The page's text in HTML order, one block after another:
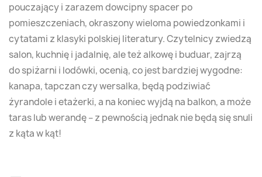
pouczający i zarazem dowcipny spacer po
pomieszczeniach, okraszony wieloma powiedzonkami i
cytatami z klasyki polskiej literatury. Czytelnicy zwiedzą
salon, kuchnię i jadalnię, ale też alkowę i buduar, zajrzą
do spiżarni i lodówki, ocenią, co jest bardziej wygodne:
kanapa, tapczan czy wersalka, będą podziwiać
żyrandole i etażerki, a na koniec wyjdą na balkon, a może
taras lub werandę – z pewnością jednak nie będą się snuli
z kąta w kąt!